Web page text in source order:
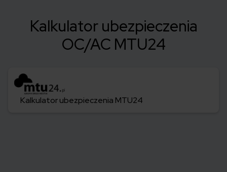
Kalkulator ubezpieczenia
OC/AC MTU24
Kalkulator ubezpieczenia MTU24